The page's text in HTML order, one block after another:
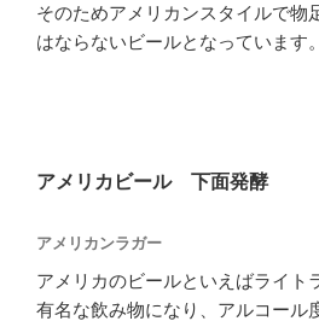
そのためアメリカンスタイルで物
はならないビールとなっています。
アメリカビール 下面発酵
アメリカンラガー
アメリカのビールといえばライト
有名な飲み物になり、アルコール